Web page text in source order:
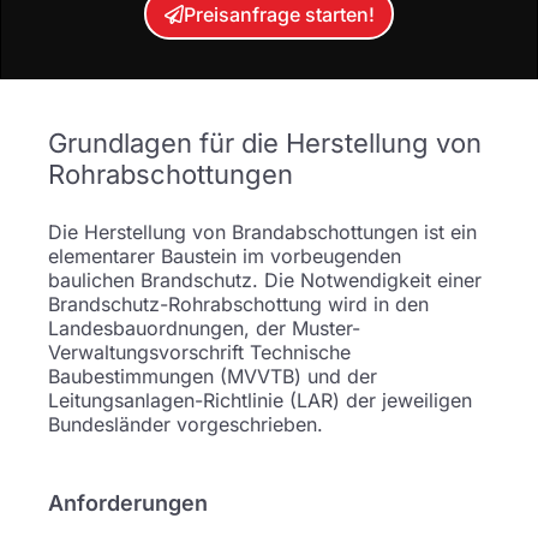
Preisanfrage starten!
Grundlagen für die Herstellung von
Rohrabschottungen
Die Herstellung von Brandabschottungen ist ein
elementarer Baustein im vorbeugenden
baulichen Brandschutz. Die Notwendigkeit einer
Brandschutz-Rohrabschottung wird in den
Landesbauordnungen, der Muster-
Verwaltungsvorschrift Technische
Baubestimmungen (MVVTB) und der
Leitungsanlagen-Richtlinie (LAR) der jeweiligen
Bundesländer vorgeschrieben.
Anforderungen